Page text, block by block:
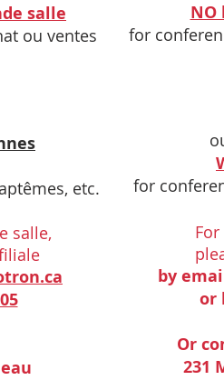
salle
ou ventes
etc.
salle,
NO
for
o
for
by
or
Or
231